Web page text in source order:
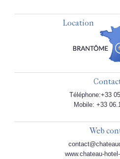
Location
Téléphone:+33
Mobile: +33
Web
www.chateau-